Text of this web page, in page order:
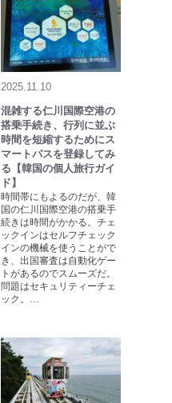
2025.11.10
混雑する仁川国際空港の
搭乗手続き、行列に並ぶ
時間を短縮するためにス
マートパスを登録してみ
る【韓国の個人旅行ガイ
ド】
時間帯にもよるのだが、韓
国の仁川国際空港の搭乗手
続きは時間がかかる。チェ
ックインはセルフチェック
インの機械を使うことがで
き、出国審査は自動化ゲー
トがあるのでスムーズだ。
問題はセキュリティーチェ
ック。…